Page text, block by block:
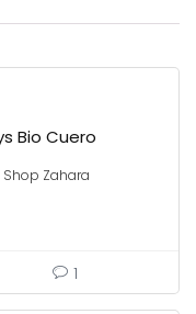
Bio Cuero
Shop Zahara
1